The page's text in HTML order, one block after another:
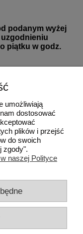
podanym wyżej
piątku w godz.
umożliwiają
dostosować
plików i przejść
do swoich
zgody".
naszej Polityce